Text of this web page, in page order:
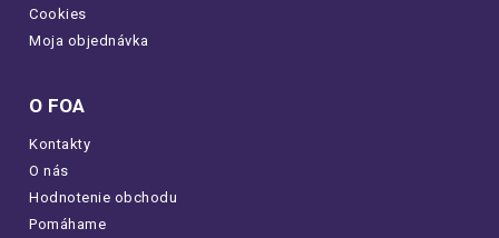
Cookies
Moja objednávka
O FOA
Kontakty
O nás
Hodnotenie obchodu
Pomáhame